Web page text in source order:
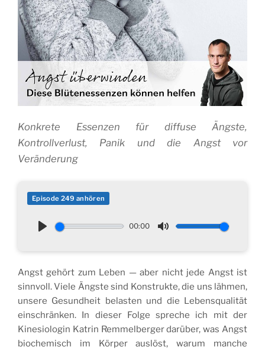
Konkrete Essenzen für diffuse Ängste,
Kontrollverlust, Panik und die Angst vor
Veränderung
Episode 249 anhören
l
a
y
00:00
u
t
e
Angst gehört zum Leben — aber nicht jede Angst ist
sinnvoll. Viele Ängste sind Konstrukte, die uns lähmen,
unsere Gesundheit belasten und die Lebensqualität
einschränken. In dieser Folge spreche ich mit der
Kinesiologin Katrin Remmelberger darüber, was Angst
biochemisch im Körper auslöst, warum manche